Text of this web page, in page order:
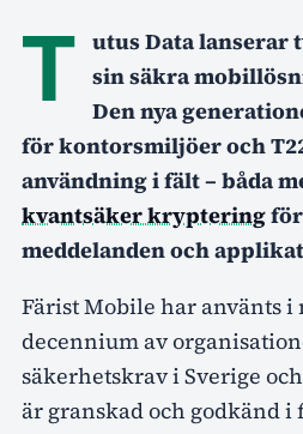
T utus Data lanserar
sin säkra
Den nya
för kontorsmiljöer och
användning i fält – båda
kvantsäker kryptering
meddelanden och
Färist Mobile har använts i
decennium av
säkerhetskrav i Sverige
är granskad och godkänd i